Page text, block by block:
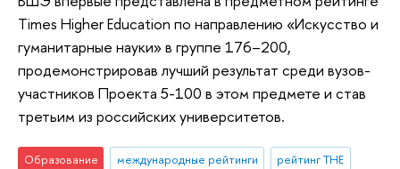
Times Higher Education по направлению «Искусство и
гуманитарные науки» в группе 176–200,
продемонстрировав лучший результат среди вузов-
участников Проекта 5-100 в этом предмете и став
третьим из российских университетов.
Образование международные рейтинги
рейтинг THE